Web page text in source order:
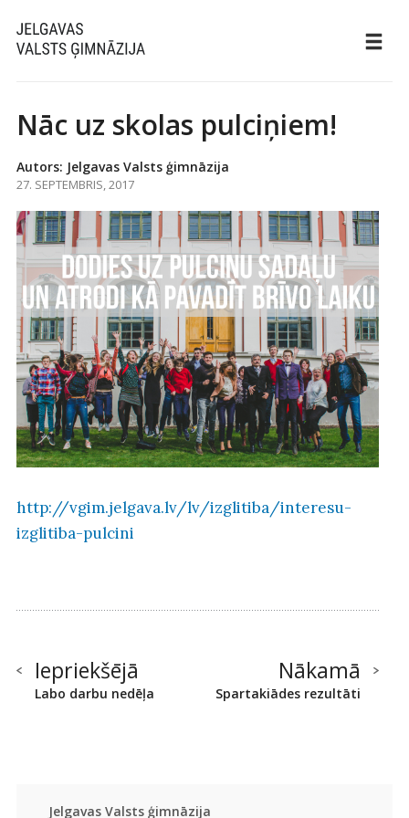
Nāc uz skolas pulciņiem!
Autors: Jelgavas Valsts ģimnāzija
27. SEPTEMBRIS, 2017
http://vgim.jelgava.lv/lv/izglitiba/interesu-
izglitiba-pulcini
Iepriekšējā
Labo darbu nedēļa
Nākamā
Spartakiādes rezultāti
Jelgavas Valsts ģimnāzija